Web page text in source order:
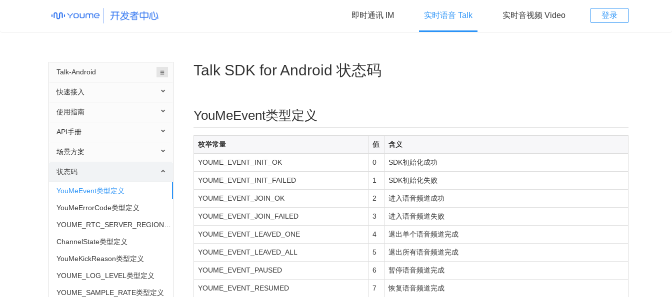
登录
即时通讯 IM 实时语音 Talk 实时音视频 Video
Talk-Android
快速接入
使用指南
API手册
场景方案
状态码
YouMeEvent类型定义
YouMeErrorCode类型定义
ChannelState类型定义
YouMeKickReason类型定义
YOUME_LOG_LEVEL类型定义
YOUME_SAMPLE_RATE类型定义
Talk SDK for Android 状态码
YouMeEvent类型定义
枚举常量 值 含义
YOUME_EVENT_INIT_OK 0 SDK初始化成功
YOUME_EVENT_INIT_FAILED 1 SDK初始化失败
YOUME_EVENT_JOIN_OK 2 进入语音频道成功
YOUME_EVENT_JOIN_FAILED 3 进入语音频道失败
YOUME_EVENT_LEAVED_ONE 4 退出单个语音频道完成
YOUME_EVENT_LEAVED_ALL 5 退出所有语音频道完成
YOUME_EVENT_PAUSED 6 暂停语音频道完成
YOUME_EVENT_RESUMED 7 恢复语音频道完成